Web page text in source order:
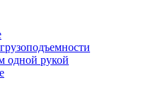
одной рукой